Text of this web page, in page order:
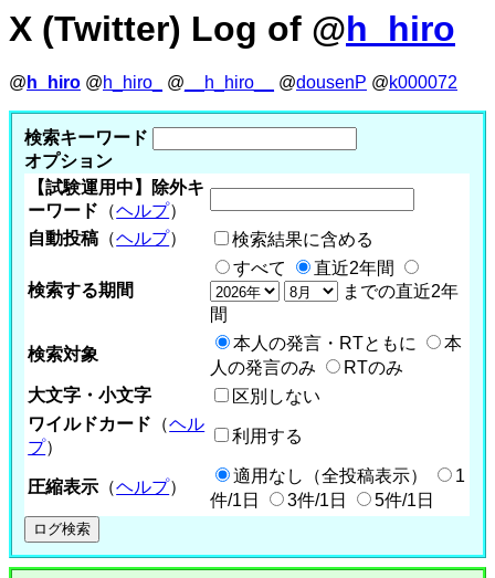
X (Twitter) Log of @h_hiro
@ h_hiro @h_hiro_ @ __h_hiro__ @dousenP @k000072
検索キーワード
オプション
【試験運用中】除外キ
ーワード （ヘルプ）
自動投稿 （ヘルプ） 検索結果に含める
検索する期間
すべて
直近2年間
までの直近2年
間
検索対象
本人の発言・RTともに
本
人の発言のみ
RTのみ
大文字・小文字
区別しない
ワイルドカード （ヘル
プ）
利用する
圧縮表示 （ヘルプ）
適用なし（全投稿表示）
1
件/1日
3件/1日 5件/1日